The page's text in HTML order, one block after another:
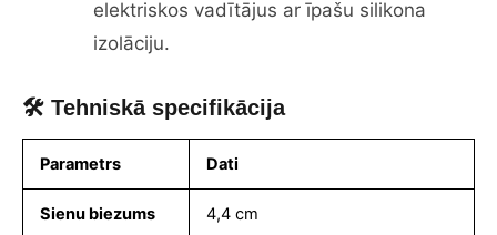
elektriskos vadītājus ar īpašu silikona
izolāciju.
🛠 Tehniskā specifikācija
Parametrs Dati
Sienu biezums 4,4 cm